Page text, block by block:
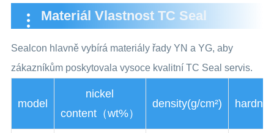
Materiál Vlastnost TC Seal
Sealcon hlavně vybírá materiály řady YN a YG, aby
zákazníkům poskytovala vysoce kvalitní TC Seal servis.
model
nickel
content（wt%）
density(g/cm²)